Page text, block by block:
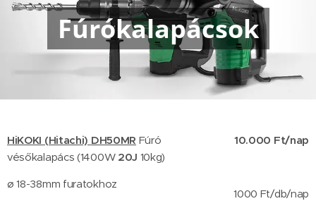
Fúrókalapácsok
HiKOKI (Hitachi) DH50MR Fúró
vésőkalapács (1400W 20J 10kg)
ø 18-38mm furatokhoz
10.000 Ft/nap
1000 Ft/db/nap